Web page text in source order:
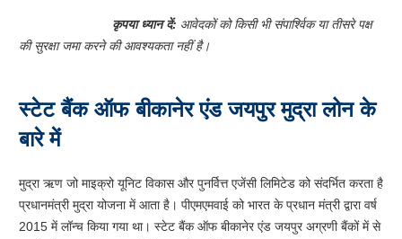
कृपया ध्यान दें: आवेदकों को किसी भी संपार्श्विक या तीसरे पक्ष
की सुरक्षा जमा करने की आवश्यकता नहीं है।
स्टेट बैंक ऑफ बीकानेर एंड जयपुर मुद्रा लोन के
बारे में
मुद्रा ऋण जो माइक्रो यूनिट विकास और पुनर्वित्त एजेंसी लिमिटेड को संदर्भित करता है
प्रधानमंत्री मुद्रा योजना में आता है। पीएमएमवाई को भारत के प्रधान मंत्री द्वारा वर्ष
2015 में लॉन्च किया गया था। स्टेट बैंक ऑफ बीकानेर एंड जयपुर अग्रणी बैंकों में से